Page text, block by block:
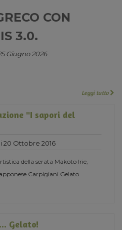
CON
3.0.
Giugno 2026
Leggi tutto
"I sapori del
20 Ottobre 2016
della serata Makoto Irie,
Carpigiani Gelato
Gelato!